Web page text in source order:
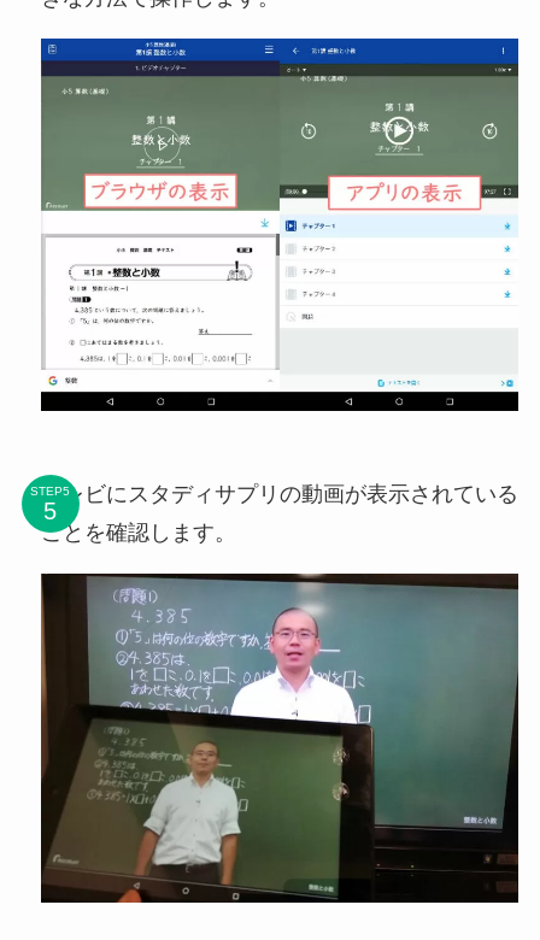
STEP5
テレビにスタディサプリの動画が表示されている
ことを確認します。